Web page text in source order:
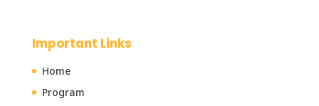
Important Links
Home
Program